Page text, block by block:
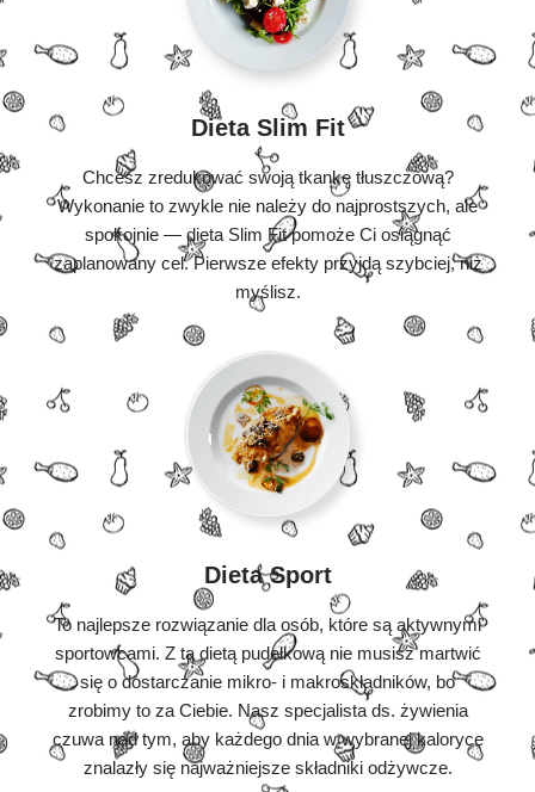
Dieta Slim Fit
Chcesz zredukować swoją tkankę tłuszczową?
Wykonanie to zwykle nie należy do najprostszych, ale
spokojnie — dieta Slim Fit pomoże Ci osiągnąć
zaplanowany cel. Pierwsze efekty przyjdą szybciej, niż
myślisz.
Dieta Sport
To najlepsze rozwiązanie dla osób, które są aktywnymi
sportowcami. Z tą dietą pudełkową nie musisz martwić
się o dostarczanie mikro- i makroskładników, bo
zrobimy to za Ciebie. Nasz specjalista ds. żywienia
czuwa nad tym, aby każdego dnia w wybranej kaloryce
znalazły się najważniejsze składniki odżywcze.